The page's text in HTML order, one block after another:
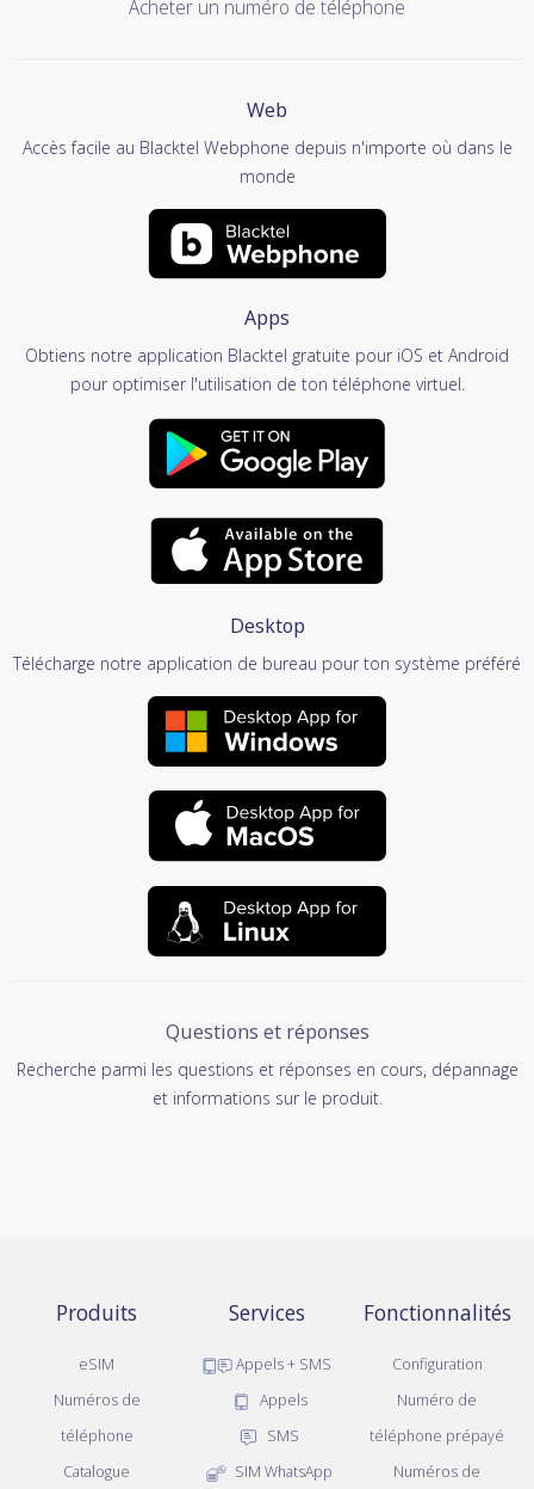
Acheter un numéro de téléphone
Web
Accès facile au Blacktel Webphone depuis n'importe où dans le
monde
Apps
Obtiens notre application Blacktel gratuite pour iOS et Android
pour optimiser l'utilisation de ton téléphone virtuel.
Desktop
Télécharge notre application de bureau pour ton système préféré
Questions et réponses
Recherche parmi les questions et réponses en cours, dépannage
et informations sur le produit.
Produits
eSIM
Numéros de
téléphone
Catalogue
Services
Appels + SMS
Appels
SMS
SIM WhatsApp
Fonctionnalités
Configuration
Numéro de
téléphone prépayé
Numéros de